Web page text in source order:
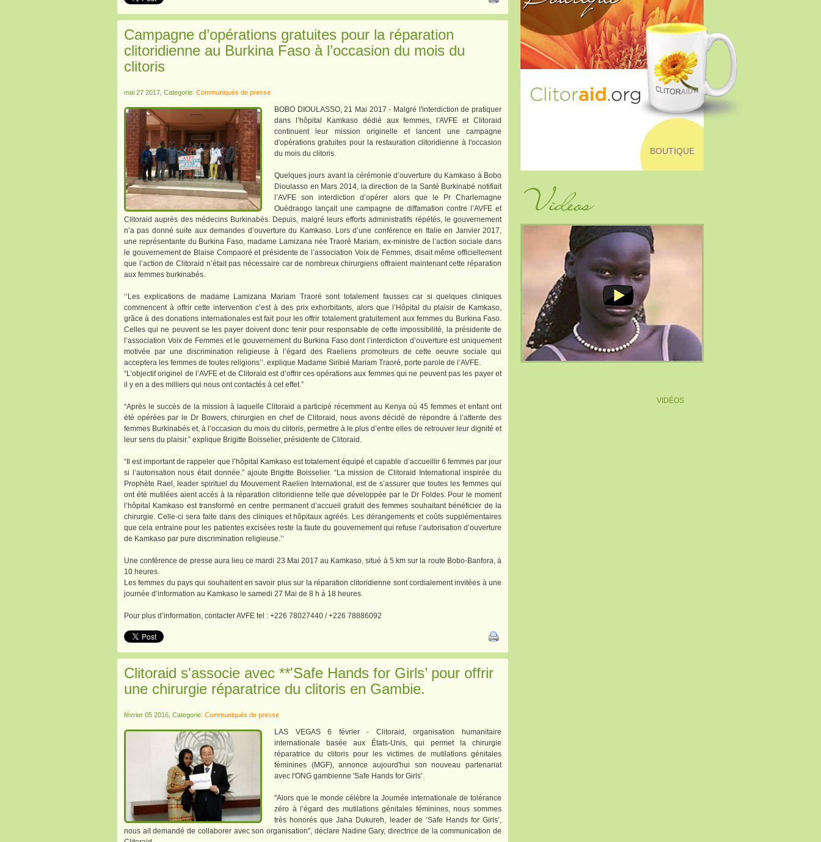
Campagne d’opérations gratuites pour la réparation
clitoridienne au Burkina Faso à l’occasion du mois du
clitoris
mai 27 2017, Categorie: Communiqués de presse
BOBO DIOULASSO, 21 Mai 2017 - Malgré l'interdiction de pratiquer
dans l’hôpital Kamkaso dédié aux femmes, l'AVFE et Clitoraid
continuent leur mission originelle et lancent une campagne
d'opérations gratuites pour la restauration clitoridienne à l'occasion
du mois du clitoris.
Quelques jours avant la cérémonie d’ouverture du Kamkaso à Bobo
Dioulasso en Mars 2014, la direction de la Santé Burkinabé notifiait
l’AVFE son interdiction d’opérer alors que le Pr Charlemagne
Ouédraogo lançait une campagne de diffamation contre l’AVFE et
Clitoraid auprès des médecins Burkinabés. Depuis, malgré leurs efforts administratifs répétés, le gouvernement
n’a pas donné suite aux demandes d’ouverture du Kamkaso. Lors d’une conférence en Italie en Janvier 2017,
une représentante du Burkina Faso, madame Lamizana née Traoré Mariam, ex-ministre de l’action sociale dans
le gouvernement de Blaise Compaoré et présidente de l’association Voix de Femmes, disait même officiellement
que l’action de Clitoraid n’était pas nécessaire car de nombreux chirurgiens offraient maintenant cette réparation
aux femmes burkinabés.
‘‘Les explications de madame Lamizana Mariam Traoré sont totalement fausses car si quelques cliniques
commencent à offrir cette intervention c’est à des prix exhorbitants, alors que l’Hôpital du plaisir de Kamkaso,
grâce à des donations internationales est fait pour les offrir totalement gratuitement aux femmes du Burkina Faso.
Celles qui ne peuvent se les payer doivent donc tenir pour responsable de cette impossibilité, la présidente de
l’association Voix de Femmes et le gouvernement du Burkina Faso dont l’interdiction d’ouverture est uniquement
motivée par une discrimination religieuse à l’égard des Raeliens promoteurs de cette oeuvre sociale qui
acceptera les femmes de toutes religions’’. explique Madame Siribié Mariam Traoré, porte parole de l’AVFE.
“L’objectif originel de l’AVFE et de Clitoraid est d’offrir ces opérations aux femmes qui ne peuvent pas les payer et
il y en a des milliers qui nous ont contactés à cet effet.”
“Après le succès de la mission à laquelle Clitoraid a participé récemment au Kenya où 45 femmes et enfant ont
été opérées par le Dr Bowers, chirurgien en chef de Clitoraid, nous avons décidé de répondre à l’attente des
femmes Burkinabés et, à l’occasion du mois du clitoris, permettre à le plus d’entre elles de retrouver leur dignité et
leur sens du plaisir.” explique Brigitte Boisselier, présidente de Clitoraid.
“Il est important de rappeler que l’hôpital Kamkaso est totalement équipé et capable d’accueillir 6 femmes par jour
si l’autorisation nous était donnée.” ajoute Brigitte Boisselier. “La mission de Clitoraid International inspirée du
Prophète Rael, leader spirituel du Mouvement Raelien International, est de s’assurer que toutes les femmes qui
ont été mutilées aient accès à la réparation clitoridienne telle que développée par le Dr Foldes. Pour le moment
l’hôpital Kamkaso est transformé en centre permanent d’accueil gratuit des femmes souhaitant bénéficier de la
chirurgie. Celle-ci sera faite dans des cliniques et hôpitaux agréés. Les dérangements et coûts supplémentaires
que cela entraine pour les patientes excisées reste la faute du gouvernement qui refuse l’autorisation d’ouverture
de Kamkaso par pure discrimination religieuse.’’
Une conférence de presse aura lieu ce mardi 23 Mai 2017 au Kamkaso, situé à 5 km sur la route Bobo-Banfora, à
10 heures.
Les femmes du pays qui souhaitent en savoir plus sur la réparation clitoridienne sont cordialement invitées à une
journée d’information au Kamkaso le samedi 27 Mai de 8 h à 18 heures.
Pour plus d’information, contacter AVFE tel : +226 78027440 / +226 78886092
Clitoraid s'associe avec **'Safe Hands for Girls’ pour offrir
une chirurgie réparatrice du clitoris en Gambie.
février 05 2016, Categorie: Communiqués de presse
LAS VEGAS 6 février - Clitoraid, organisation humanitaire
internationale basée aux États-Unis, qui permet la chirurgie
réparatrice du clitoris pour les victimes de mutilations génitales
féminines (MGF), annonce aujourd'hui son nouveau partenariat
avec l'ONG gambienne 'Safe Hands for Girls’.
"Alors que le monde célèbre la Journée internationale de tolérance
zéro à l’égard des mutilations génitales féminines, nous sommes
très honorés que Jaha Dukureh, leader de ‘Safe Hands for Girls’,
nous ait demandé de collaborer avec son organisation", déclare Nadine Gary, directrice de la communication de
BOUTIQUE
Vidéos
VIDÉOS